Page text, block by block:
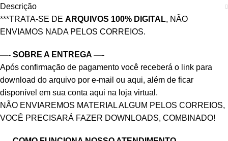
Descrição
***TRATA-SE DE ARQUIVOS 100% DIGITAL, NÃO
ENVIAMOS NADA PELOS CORREIOS.
—- SOBRE A ENTREGA —-
Após confirmação de pagamento você receberá o link para
download do arquivo por e-mail ou aqui, além de ficar
disponível em sua conta aqui na loja virtual.
NÃO ENVIAREMOS MATERIAL ALGUM PELOS CORREIOS,
VOCÊ PRECISARÁ FAZER DOWNLOADS, COMBINADO!